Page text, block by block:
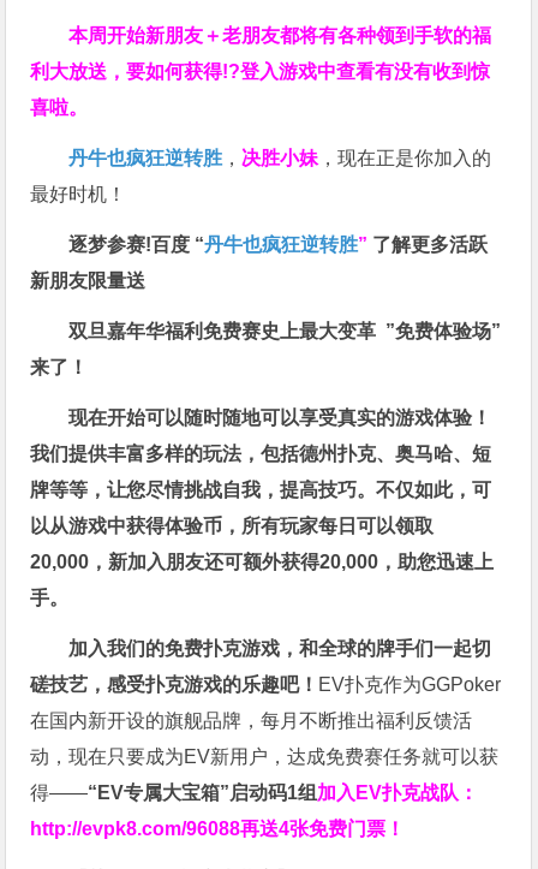
本周开始新朋友＋老朋友都将有各种领到手软的福
利大放送，要如何获得!?登入游戏中查看有没有收到惊
喜啦。
丹牛也疯狂逆转胜 ， 决胜小妹 ，现在正是你加入的
最好时机！
逐梦参赛!百度 “丹牛也疯狂逆转胜” 了解更多活跃
新朋友限量送
双旦嘉年华福利免费赛史上最大变革 ”免费体验场”
来了！
现在开始可以随时随地可以享受真实的游戏体验！
我们提供丰富多样的玩法，包括德州扑克、奥马哈、短
牌等等，让您尽情挑战自我，提高技巧。不仅如此，可
以从游戏中获得体验币，所有玩家每日可以领取
20,000，新加入朋友还可额外获得20,000，助您迅速上
手。
加入我们的免费扑克游戏，和全球的牌手们一起切
磋技艺，感受扑克游戏的乐趣吧！ EV扑克作为GGPoker
在国内新开设的旗舰品牌，每月不断推出福利反馈活
动，现在只要成为EV新用户，达成免费赛任务就可以获
得——“EV专属大宝箱”启动码1组 加入EV扑克战队：
http://evpk8.com/96088再送4张免费门票！